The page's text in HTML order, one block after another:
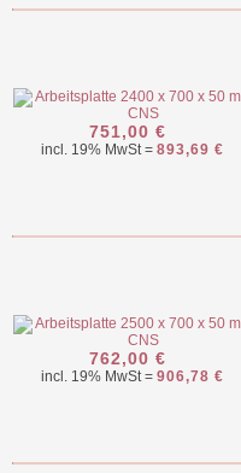
751,00 €
incl. 19% MwSt = 893,69 €
762,00 €
incl. 19% MwSt = 906,78 €